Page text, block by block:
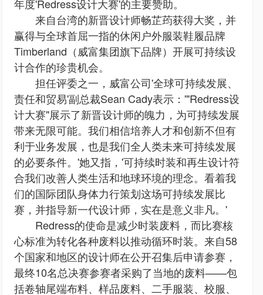
年度'Redress设计大赛'的主要赞助。
来自台湾的新晋设计师畅芷荺获得大奖，并
赢得与全球首屈一指的休闲户外服装鞋履品牌
Timberland（威富集团旗下品牌）开展可持续设
计合作的珍贵机会。
担任评委之一，威富公司'全球可持续发展、
责任和贸易'副总裁Sean Cady表示：'"Redress设
计大赛"展示了新晋设计师的魄力，为可持续发展
带来无限可能。我们相信培养人才和创新不但有
利于业务发展，也是我们全人类未来可持续发展
的必要条件。'她又指，'可持续时装和再生设计符
合我们改善人类生活和地球环境的理念。看着我
们的国际团队身体力行策划这场可持续发展比
赛，并指导新一代设计师，实在是意义非凡。'
Redress的使命是减少时装废料，而比赛核
心标准为转化各种废料以推动循环时装。来自58
个国家和地区的设计师在公开召集后申请参赛，
最终10名总决赛参赛者采购了当地的废料——包
括卷轴尾端布料、样品废料、二手服装、校服、